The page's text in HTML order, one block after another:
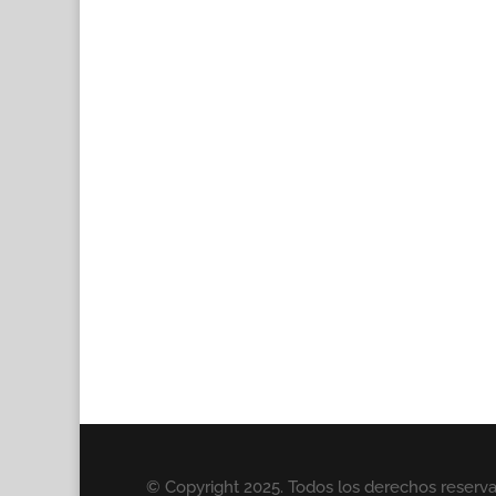
© Copyright 2025. Todos los derechos